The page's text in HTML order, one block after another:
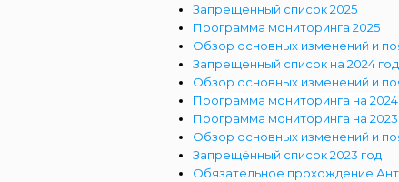
Запрещенный список 2025
Программа мониторинга 2025
Обзор основных изменений и
Запрещенный список на 2024 год
Обзор основных изменений и
Программа мониторинга на 2024
Программа мониторинга на 2023
Обзор основных изменений и
Запрещённый список 2023 год
Обязательное прохождение